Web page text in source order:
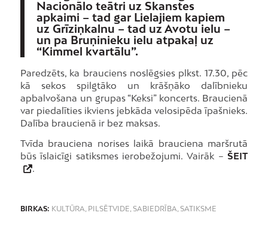
Nacionālo teātri uz Skanstes
apkaimi – tad gar Lielajiem kapiem
uz Grīziņkalnu – tad uz Avotu ielu –
un pa Bruņinieku ielu atpakaļ uz
“Kimmel kvartālu”.
Paredzēts, ka brauciens noslēgsies plkst. 17.30, pēc
kā sekos spilgtāko un krāšņāko dalībnieku
apbalvošana un grupas “Keksi” koncerts. Braucienā
var piedalīties ikviens jebkāda velosipēda īpašnieks.
Dalība braucienā ir bez maksas.
Tvīda brauciena norises laikā brauciena maršrutā
būs īslaicīgi satiksmes ierobežojumi. Vairāk –ŠEIT
.
BIRKAS: KULTŪRA, PILSĒTVIDE, SABIEDRĪBA, SATIKSME